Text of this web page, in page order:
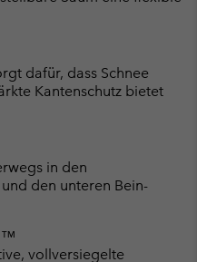
dafür, dass Schnee
Kantenschutz bietet
in den
den unteren Bein-
vollversiegelte